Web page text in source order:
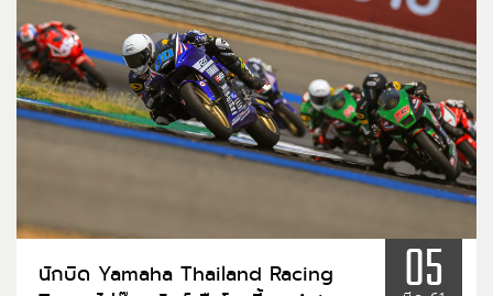
นักบิด Yamaha Thailand Racing
05